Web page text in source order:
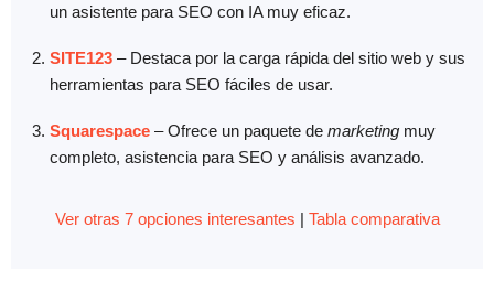
un asistente para SEO con IA muy eficaz.
SITE123 – Destaca por la carga rápida del sitio web y sus
herramientas para SEO fáciles de usar.
Squarespace – Ofrece un paquete de marketing muy
completo, asistencia para SEO y análisis avanzado.
Ver otras 7 opciones interesantes | Tabla comparativa